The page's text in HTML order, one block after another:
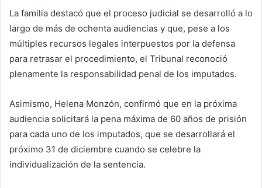
La familia destacó que el proceso judicial se desarrolló a lo
largo de más de ochenta audiencias y que, pese a los
múltiples recursos legales interpuestos por la defensa
para retrasar el procedimiento, el Tribunal reconoció
plenamente la responsabilidad penal de los imputados.
Asimismo, Helena Monzón, confirmó que en la próxima
audiencia solicitará la pena máxima de 60 años de prisión
para cada uno de los imputados, que se desarrollará el
próximo 31 de diciembre cuando se celebre la
individualización de la sentencia.